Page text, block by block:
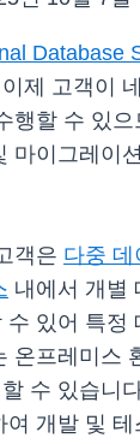
Database
제 고객이
행할 수 있으
마이그레이
객은 다중
내에서 개별
수 있어 특정
온프레미스
수 있습니
여 개발 및